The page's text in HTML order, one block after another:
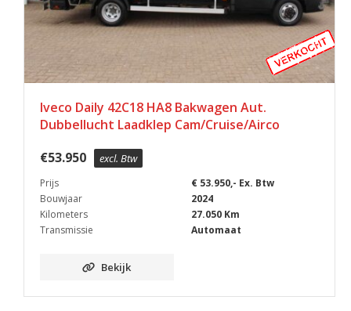
Iveco Daily 42C18 HA8 Bakwagen Aut.
Dubbellucht Laadklep Cam/Cruise/Airco
€53.950 excl. Btw
Prijs
€ 53.950,- Ex. Btw
Bouwjaar
2024
Kilometers
27.050 Km
Transmissie
Automaat
Bekijk